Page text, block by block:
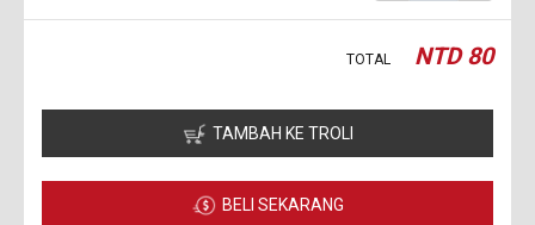
TOTAL NTD80
TAMBAH KE TROLI
BELI SEKARANG